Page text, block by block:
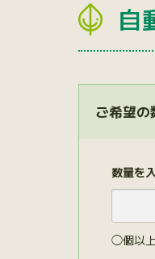
自
ご希望の
数量を
◯個以